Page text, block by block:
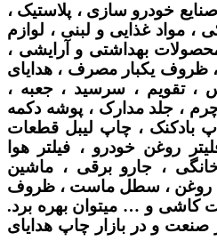
خودرو سازی ، پلاستیک ،
، مواد غذایی و لبنی ، لوازم
بهداشتی و آرایشی ،
، ظروف یکبار مصرف ، هدایای
، تقویم ، سرسید ، جعبه ،
چرم ، جلد مدارک ، پوشه دکمه
بادکنک ، چاپ لیبل قطعات
روغن خودرو ، فیلتر هوا
، جارو برقی ، ماشین
روغن ، سطل ماست ، ظروف
کاشی و … میتوان بهره برد.
صنعت و در بازار چاپ هدایای